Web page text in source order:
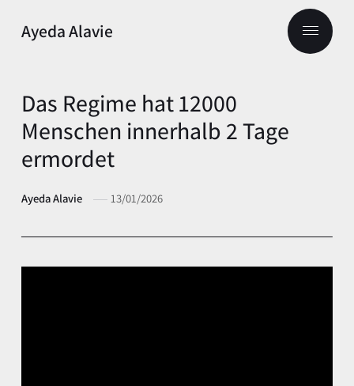
Ayeda Alavie
Das Regime hat 12000
Menschen innerhalb 2 Tage
ermordet
Ayeda Alavie 13/01/2026